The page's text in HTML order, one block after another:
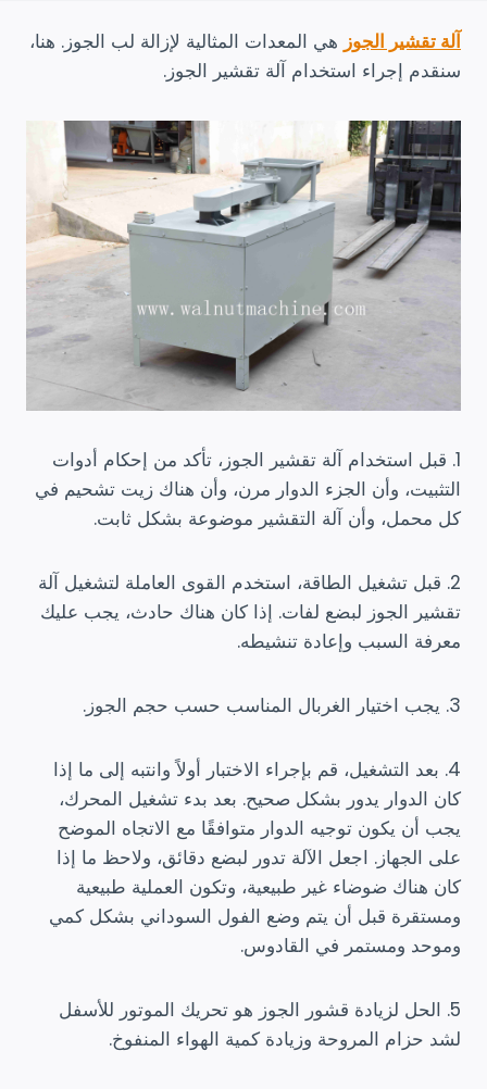
آلة تقشير الجوز هي المعدات المثالية لإزالة لب الجوز. هنا،
سنقدم إجراء استخدام آلة تقشير الجوز.
1. قبل استخدام آلة تقشير الجوز، تأكد من إحكام أدوات
التثبيت، وأن الجزء الدوار مرن، وأن هناك زيت تشحيم في
كل محمل، وأن آلة التقشير موضوعة بشكل ثابت.
2. قبل تشغيل الطاقة، استخدم القوى العاملة لتشغيل آلة
تقشير الجوز لبضع لفات. إذا كان هناك حادث، يجب عليك
معرفة السبب وإعادة تنشيطه.
3. يجب اختيار الغربال المناسب حسب حجم الجوز.
4. بعد التشغيل، قم بإجراء الاختبار أولاً وانتبه إلى ما إذا
كان الدوار يدور بشكل صحيح. بعد بدء تشغيل المحرك،
يجب أن يكون توجيه الدوار متوافقًا مع الاتجاه الموضح
على الجهاز. اجعل الآلة تدور لبضع دقائق، ولاحظ ما إذا
كان هناك ضوضاء غير طبيعية، وتكون العملية طبيعية
ومستقرة قبل أن يتم وضع الفول السوداني بشكل كمي
وموحد ومستمر في القادوس.
5. الحل لزيادة قشور الجوز هو تحريك الموتور للأسفل
لشد حزام المروحة وزيادة كمية الهواء المنفوخ.